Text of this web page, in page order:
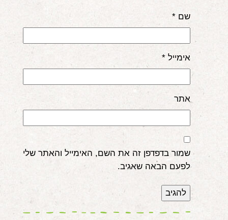
שם *
אימייל *
אתר
שמור בדפדפן זה את השם, האימייל והאתר שלי
לפעם הבאה שאגיב.